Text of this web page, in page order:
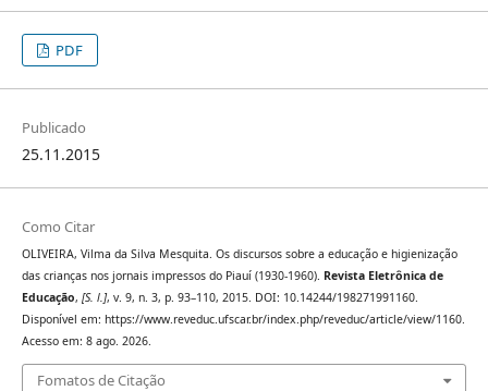
PDF
Publicado
25.11.2015
Como Citar
OLIVEIRA, Vilma da Silva Mesquita. Os discursos sobre a educação e higienização
das crianças nos jornais impressos do Piauí (1930-1960). Revista Eletrônica de
Educação, [S. l.], v. 9, n. 3, p. 93–110, 2015. DOI: 10.14244/198271991160.
Disponível em: https://www.reveduc.ufscar.br/index.php/reveduc/article/view/1160.
Acesso em: 8 ago. 2026.
Fomatos de Citação